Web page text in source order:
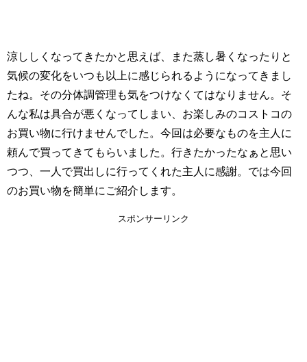
涼ししくなってきたかと思えば、また蒸し暑くなったりと
気候の変化をいつも以上に感じられるようになってきまし
たね。その分体調管理も気をつけなくてはなりません。そ
んな私は具合が悪くなってしまい、お楽しみのコストコの
お買い物に行けませんでした。今回は必要なものを主人に
頼んで買ってきてもらいました。行きたかったなぁと思い
つつ、一人で買出しに行ってくれた主人に感謝。では今回
のお買い物を簡単にご紹介します。
スポンサーリンク